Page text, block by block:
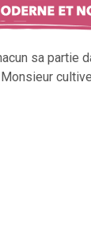
sa partie